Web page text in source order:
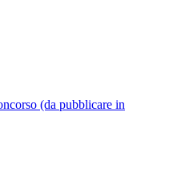
(da pubblicare in